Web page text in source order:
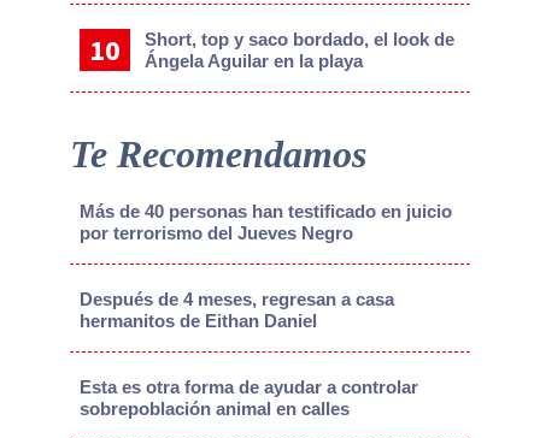
Short, top y saco bordado, el look de
Ángela Aguilar en la playa
Te Recomendamos
Más de 40 personas han testificado en juicio
por terrorismo del Jueves Negro
Después de 4 meses, regresan a casa
hermanitos de Eithan Daniel
Esta es otra forma de ayudar a controlar
sobrepoblación animal en calles